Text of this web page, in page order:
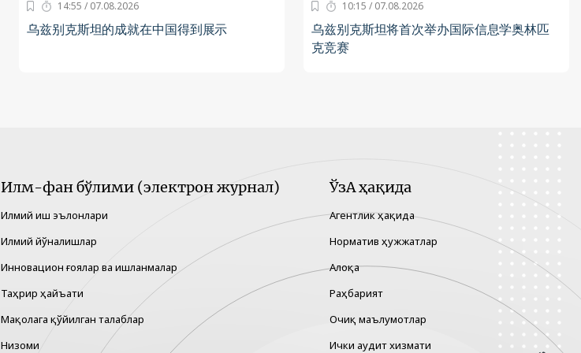
14:55 / 07.08.2026
乌兹别克斯坦的成就在中国得到展示
10:15 / 07.08.2026
乌兹别克斯坦将首次举办国际信息学奥林匹
克竞赛
Илм-фан бўлими (электрон журнал)
Илмий иш эълонлари
Илмий йўналишлар
Инновацион ғоялар ва ишланмалар
Таҳрир ҳайъати
Мақолага қўйилган талаблар
Низоми
ЎзА ҳақида
Агентлик ҳақида
Норматив ҳужжатлар
Алоқа
Раҳбарият
Очиқ маълумотлар
Ички аудит хизмати